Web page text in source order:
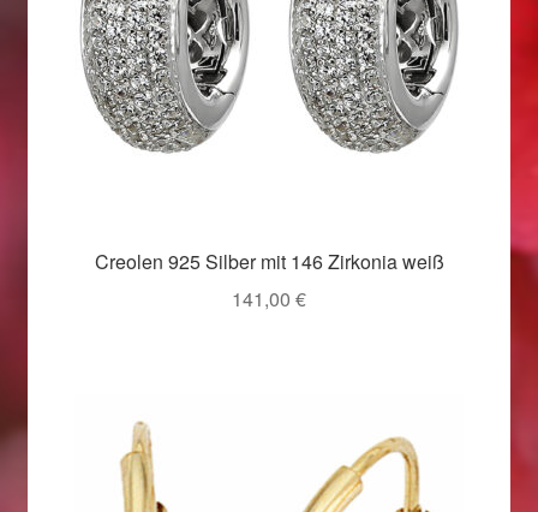
Weihnachtsangebote 2020
Weihnachtsangebote 2021
Widerrufsrecht
Creolen 925 Silber mit 146 Zirkonia weiß
141,00 €